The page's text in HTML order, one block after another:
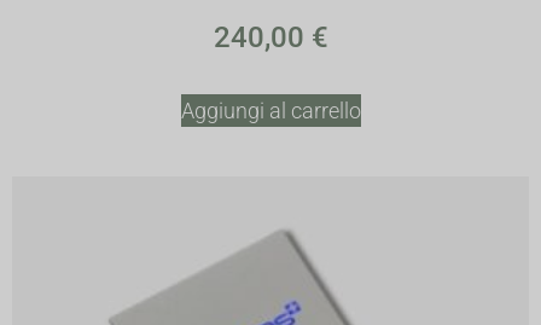
240,00 €
Aggiungi al carrello